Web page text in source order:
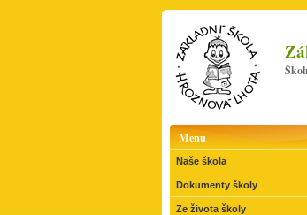
Menu
Naše škola
Dokumenty školy
Ze života školy